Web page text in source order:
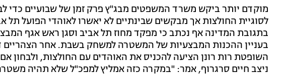
מוקדם יותר ביקש משרד המשפטים מבג"ץ פרק זמן של שבועיים כדי
לסוגיית החולצות אך מבקשים שבינתיים לא יאשרו לאוהדי הפועל תל
בתגובת המדינה אף נכתב כי מפקד מחוז תל אביב וסגן ראש אגף
בעניין ההכנות המבצעיות של המשטרה למשחק בשבת. אחר הצהריים
השופטת רות רונן הציעה להכניס את האוהדים עם החולצות, ולבחון
ניצב חיים סרגרוף, אמר: "במקרה כזה אמליץ למפכ"ל שלא תהיה